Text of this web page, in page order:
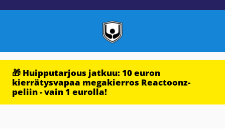
🎁 Huipputarjous jatkuu: 10 euron
kierrätysvapaa megakierros Reactoonz-
peliin - vain 1 eurolla!